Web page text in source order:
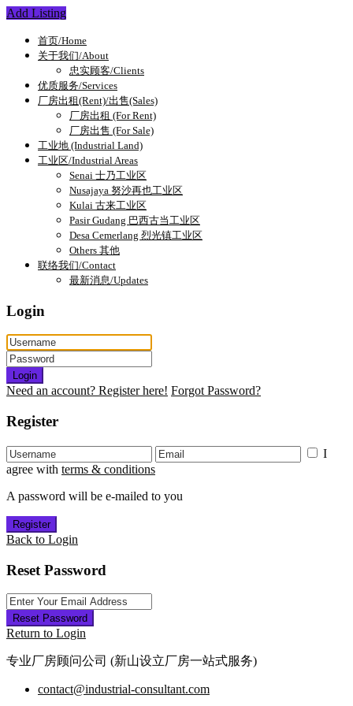
Add Listing
首页/Home
关于我们/About
忠实顾客/Clients
优质服务/Services
厂房出租(Rent)/出售(Sales)
厂房出租 (For Rent)
厂房出售 (For Sale)
工业地 (Industrial Land)
工业区/Industrial Areas
Senai 士乃工业区
Nusajaya 努沙再也工业区
Kulai 古来工业区
Pasir Gudang 巴西古当工业区
Desa Cemerlang 烈光镇工业区
Others 其他
联络我们/Contact
最新消息/Updates
Login
Login
Need an account? Register here! Forgot Password?
Register
I
agree with terms & conditions
A password will be e-mailed to you
Register
Back to Login
Reset Password
Reset Password
Return to Login
专业厂房顾问公司 (新山设立厂房一站式服务)
contact@industrial-consultant.com